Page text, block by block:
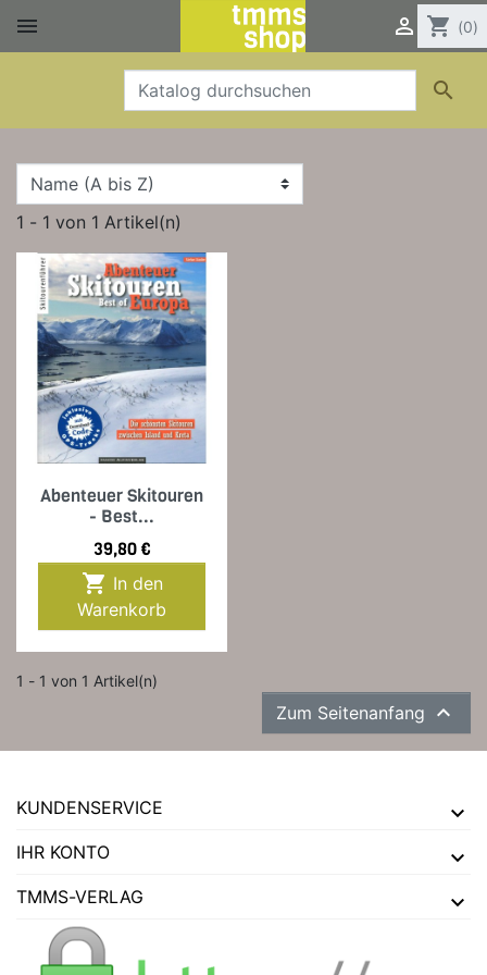
  shopping_cart (0)

1 - 1 von 1 Artikel(n)
Abenteuer Skitouren
- Best...
Preis
39,80 €

Warenkorb
1 - 1 von 1 Artikel(n)
Zum Seitenanfang 
KUNDENSERVICE
IHR KONTO
TMMS-VERLAG